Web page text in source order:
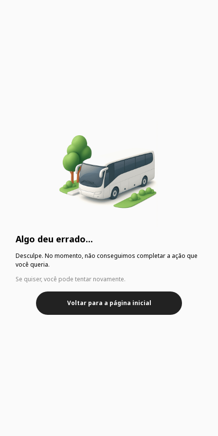
Algo deu errado...
Desculpe. No momento, não conseguimos completar a ação que
você queria.
Se quiser, você pode tentar novamente.
Voltar para a página inicial